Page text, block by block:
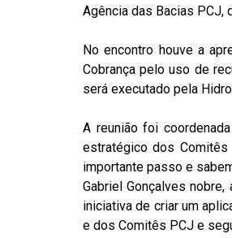
Agência das Bacias PCJ,
No encontro houve a
Cobrança pelo uso de
será executado pela
A reunião foi
estratégico dos Comitês
importante passo e
Gabriel Gonçalves
iniciativa de criar um
e dos Comitês PCJ e